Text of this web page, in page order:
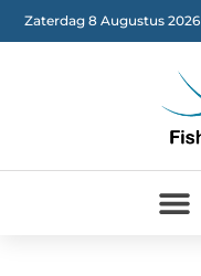
Zaterdag 8 Augustus 2026